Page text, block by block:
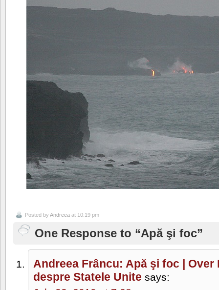
Posted byAndreea at 10:19 pm
One Response to “Apă şi foc”
Andreea Frâncu: Apă şi foc |
despre Statele Unite says: